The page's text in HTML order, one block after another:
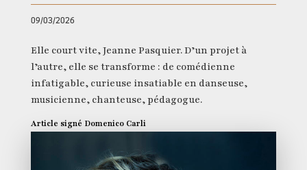
09/03/2026
Elle court vite, Jeanne Pasquier. D’un projet à
l’autre, elle se transforme : de comédienne
infatigable, curieuse insatiable en danseuse,
musicienne, chanteuse, pédagogue.
Article signé Domenico Carli